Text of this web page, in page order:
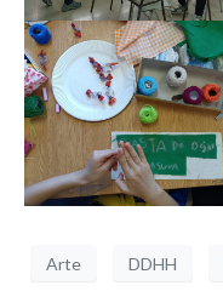
Arte DDHH